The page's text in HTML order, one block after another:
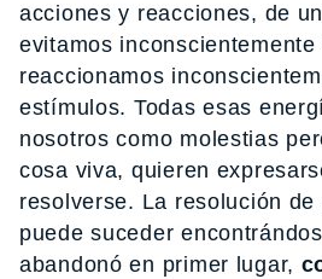
acciones y reacciones, de
evitamos
reaccionamos
estímulos. Todas esas
nosotros como molestias
cosa viva, quieren
resolverse. La resolución
puede suceder
abandonó en primer lugar,